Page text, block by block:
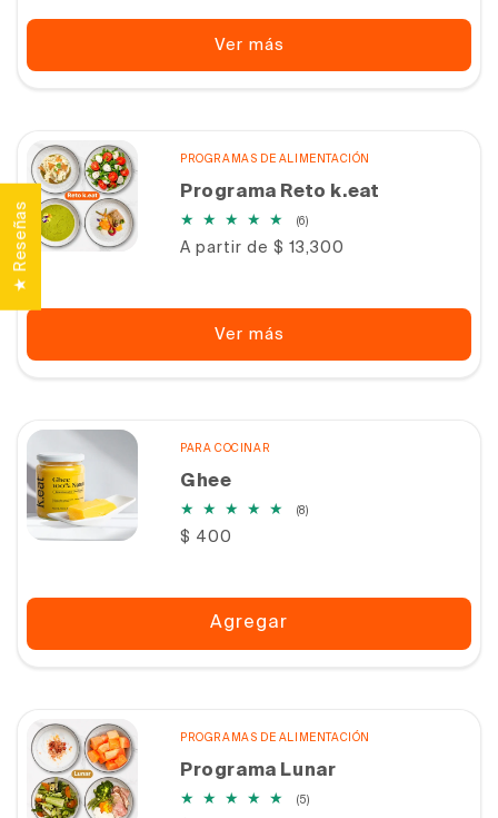
Ver más
PROGRAMAS DE ALIMENTACIÓN
Programa Reto k.eat
(6)6
totales
Precio
A partir de $ 13,300
Ver más
PARA COCINAR
Ghee
(8)8
Precio
$ 400
Agregar
PROGRAMAS DE ALIMENTACIÓN
Programa Lunar
(5)5
★ Reseñas